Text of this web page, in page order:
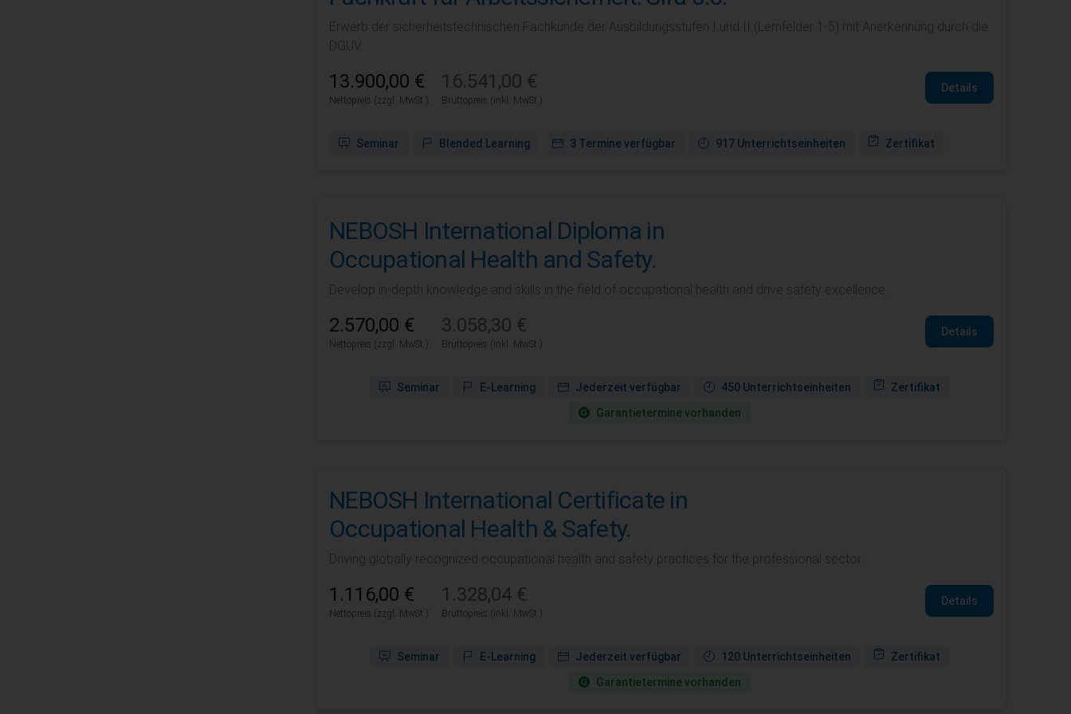
Erwerb der sicherheitstechnischen Fachkunde der Ausbildungsstufen I und II (Lernfelder 1-5) mit Anerkennung durch die
DGUV.
13.900,00 €
Nettopreis (zzgl. MwSt.)
16.541,00 €
Bruttopreis (inkl. MwSt.)
Details
Seminar Blended Learning 3 Termine verfügbar 917 Unterrichtseinheiten Zertifikat
NEBOSH International Diploma in
Occupational Health and Safety.
Develop in-depth knowledge and skills in the field of occupational health and drive safety excellence.
2.570,00 €
Nettopreis (zzgl. MwSt.)
3.058,30 €
Bruttopreis (inkl. MwSt.)
Details
Seminar E-Learning Jederzeit verfügbar 450 Unterrichtseinheiten
Zertifikat
Garantie­termine vorhanden
NEBOSH International Certificate in
Occupational Health & Safety.
Driving globally recognized occupational health and safety practices for the professional sector.
1.116,00 €
Nettopreis (zzgl. MwSt.)
1.328,04 €
Bruttopreis (inkl. MwSt.)
Details
Seminar E-Learning Jederzeit verfügbar 120 Unterrichtseinheiten
Zertifikat
Garantie­termine vorhanden